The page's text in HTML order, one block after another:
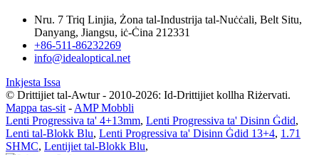
Nru. 7 Triq Linjia, Żona tal-Industrija tal-Nuċċali, Belt Situ,
Danyang, Jiangsu, iċ-Ċina 212331
+86-511-86232269
info@idealoptical.net
Inkjesta Issa
© Drittijiet tal-Awtur - 2010-2026: Id-Drittijiet kollha Riżervati.
Mappa tas-sit - AMP Mobbli
Lenti Progressiva ta' 4+13mm, Lenti Progressiva ta' Disinn Ġdid,
Lenti tal-Blokk Blu, Lenti Progressiva ta' Disinn Ġdid 13+4, 1.71
SHMC, Lentijiet tal-Blokk Blu,